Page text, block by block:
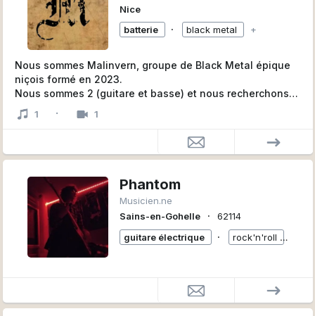
Nice
batterie
∙ black metal +
Nous sommes Malinvern, groupe de Black Metal épique
niçois formé en 2023.
Nous sommes 2 (guitare et basse) et nous recherchons
des musiciens pour compléter notre line-up, idéalement
autour de la trentaine :
- un claviériste
- un chanteur
- une 2ème guitariste
Le groupe ne joue pas du pur black metal mais puise son
inspiration des influences suivantes : Moonsorrow,
Dissection, Windir, Primordial, Emperor, Immortal,
1 · 1
Phantom
Musicien.ne
Sains-en-Gohelle
∙
62114
guitare électrique
∙ rock'n'roll